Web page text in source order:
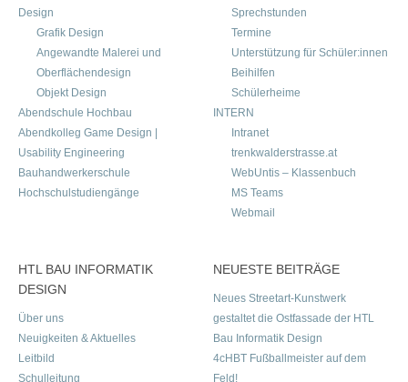
Design
Grafik Design
Angewandte Malerei und
Oberflächendesign
Objekt Design
Abendschule Hochbau
Abendkolleg Game Design |
Usability Engineering
Bauhandwerkerschule
Hochschulstudiengänge
Sprechstunden
Termine
Unterstützung für Schüler:innen
Beihilfen
Schülerheime
INTERN
Intranet
trenkwalderstrasse.at
WebUntis – Klassenbuch
MS Teams
Webmail
HTL BAU INFORMATIK
DESIGN
Über uns
Neuigkeiten & Aktuelles
Leitbild
Schulleitung
NEUESTE BEITRÄGE
Neues Streetart-Kunstwerk
gestaltet die Ostfassade der HTL
Bau Informatik Design
4cHBT Fußballmeister auf dem
Feld!